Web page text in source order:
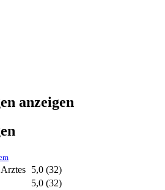
anzeigen
5,0 (32)
5,0 (32)